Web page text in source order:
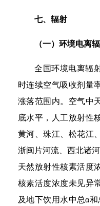
七、辐射
（一）环境电离
全国环境电离辐
时连续空气吸收剂量
涨落范围内。空气中
底水平，人工放射性
黄河、珠江、松花江
浙闽片河流、西北诸
天然放射性核素活度
核素活度浓度未见异
及地下饮用水中总α